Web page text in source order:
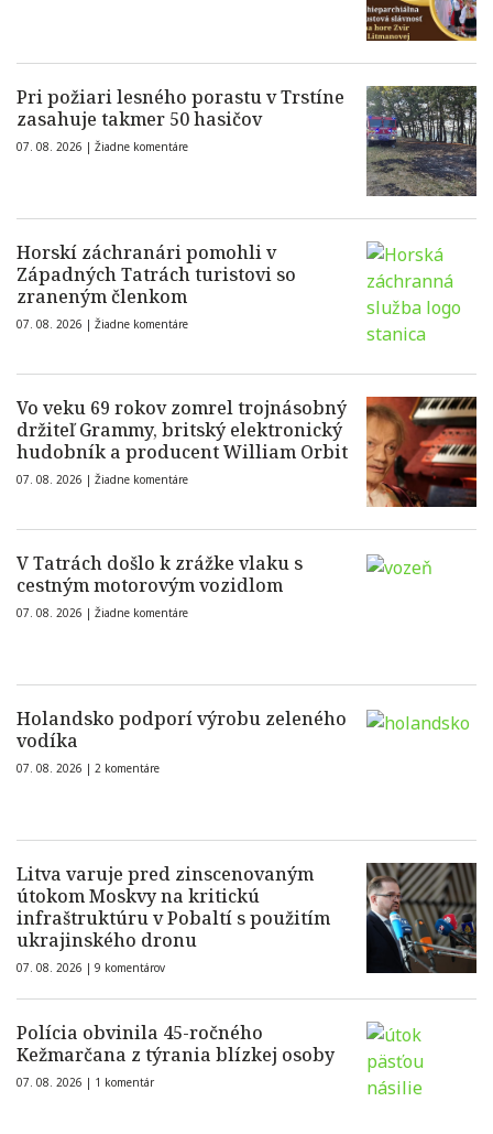
Pri požiari lesného porastu v Trstíne
zasahuje takmer 50 hasičov
07. 08. 2026 | Žiadne komentáre
Horskí záchranári pomohli v
Západných Tatrách turistovi so
zraneným členkom
07. 08. 2026 | Žiadne komentáre
Vo veku 69 rokov zomrel trojnásobný
držiteľ Grammy, britský elektronický
hudobník a producent William Orbit
07. 08. 2026 | Žiadne komentáre
V Tatrách došlo k zrážke vlaku s
cestným motorovým vozidlom
07. 08. 2026 | Žiadne komentáre
Holandsko podporí výrobu zeleného
vodíka
07. 08. 2026 | 2 komentáre
Litva varuje pred zinscenovaným
útokom Moskvy na kritickú
infraštruktúru v Pobaltí s použitím
ukrajinského dronu
07. 08. 2026 | 9 komentárov
Polícia obvinila 45-ročného
Kežmarčana z týrania blízkej osoby
07. 08. 2026 | 1 komentár